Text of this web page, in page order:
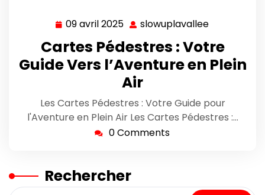
09 avril 2025 09
avril
2025
slowuplavallee
Cartes Pédestres : Votre
Guide Vers l’Aventure en Plein
Air
Les Cartes Pédestres : Votre Guide pour
l'Aventure en Plein Air Les Cartes Pédestres :…
0 Comments
Rechercher